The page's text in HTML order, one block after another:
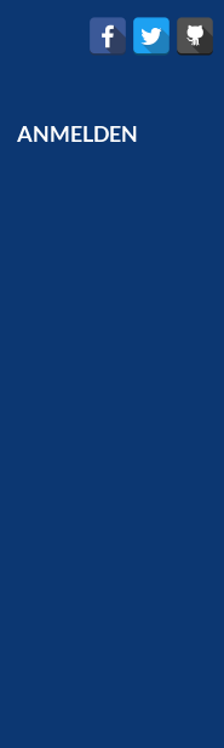
ANMELDEN